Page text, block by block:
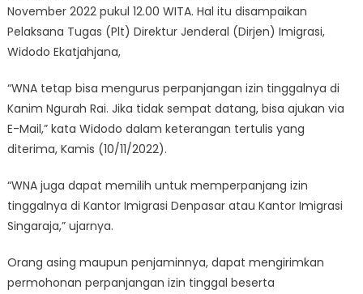
November 2022 pukul 12.00 WITA. Hal itu disampaikan
Pelaksana Tugas (Plt) Direktur Jenderal (Dirjen) Imigrasi,
Widodo Ekatjahjana,
“WNA tetap bisa mengurus perpanjangan izin tinggalnya di
Kanim Ngurah Rai. Jika tidak sempat datang, bisa ajukan via
E-Mail,” kata Widodo dalam keterangan tertulis yang
diterima, Kamis (10/11/2022).
“WNA juga dapat memilih untuk memperpanjang izin
tinggalnya di Kantor Imigrasi Denpasar atau Kantor Imigrasi
Singaraja,” ujarnya.
Orang asing maupun penjaminnya, dapat mengirimkan
permohonan perpanjangan izin tinggal beserta